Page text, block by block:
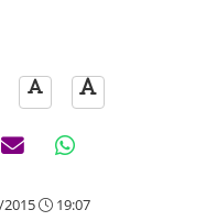
19:07